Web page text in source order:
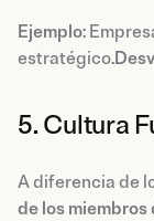
Ejemplo:
estratégico.
5. Cultura
A diferencia de
de los miembros